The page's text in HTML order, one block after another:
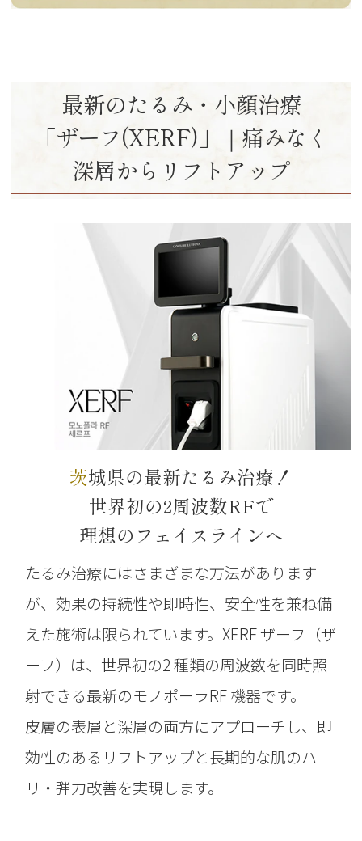
最新のたるみ・小顔治療
「ザーフ(XERF)」｜ 痛みなく
深層からリフトアップ
茨城県の最新たるみ治療！
世界初の2周波数RFで
理想のフェイスラインへ
たるみ治療にはさまざまな方法があります
が、効果の持続性や即時性、安全性を兼ね備
えた施術は限られています。XERF ザーフ（ザ
ーフ）は、世界初の2 種類の周波数を同時照
射できる最新のモノポーラRF 機器です。
皮膚の表層と深層の両方にアプローチし、即
効性のあるリフトアップと長期的な肌のハ
リ・弾力改善を実現します。